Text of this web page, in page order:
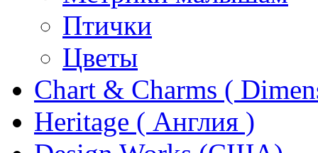
Птички
Цветы
Chart & Charms (
Heritage ( Англия )